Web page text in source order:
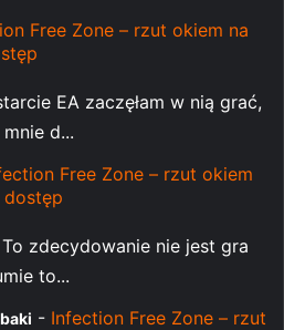
Free Zone – rzut okiem na
EA zaczęłam w nią grać,
d...
Free Zone – rzut okiem
dostęp
zdecydowanie nie jest gra
to...
- Infection Free Zone – rzut